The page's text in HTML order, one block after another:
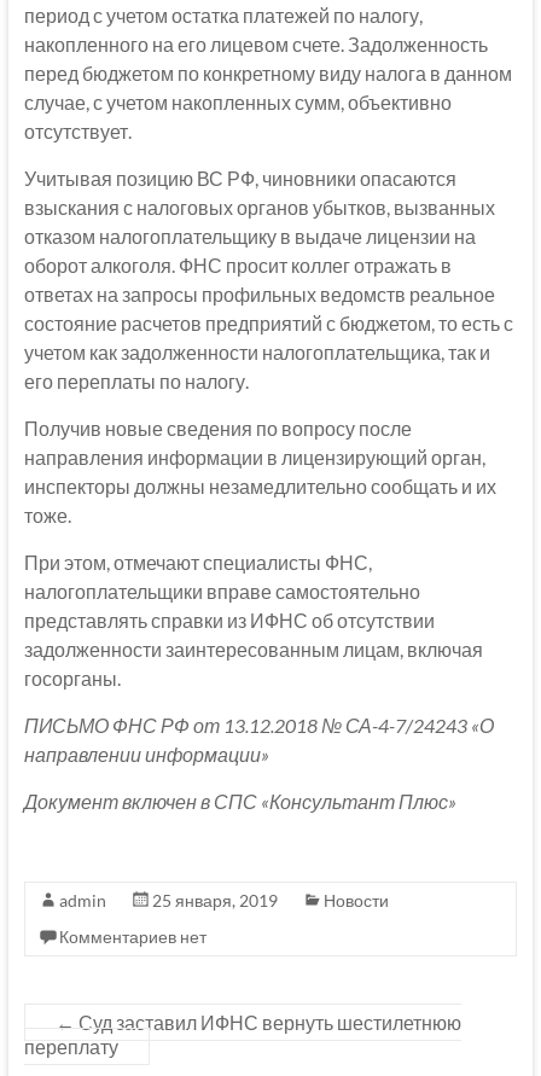
период с учетом остатка платежей по налогу,
накопленного на его лицевом счете. Задолженность
перед бюджетом по конкретному виду налога в данном
случае, с учетом накопленных сумм, объективно
отсутствует.
Учитывая позицию ВС РФ, чиновники опасаются
взыскания с налоговых органов убытков, вызванных
отказом налогоплательщику в выдаче лицензии на
оборот алкоголя. ФНС просит коллег отражать в
ответах на запросы профильных ведомств реальное
состояние расчетов предприятий с бюджетом, то есть с
учетом как задолженности налогоплательщика, так и
его переплаты по налогу.
Получив новые сведения по вопросу после
направления информации в лицензирующий орган,
инспекторы должны незамедлительно сообщать и их
тоже.
При этом, отмечают специалисты ФНС,
налогоплательщики вправе самостоятельно
представлять справки из ИФНС об отсутствии
задолженности заинтересованным лицам, включая
госорганы.
ПИСЬМО ФНС РФ от 13.12.2018 № СА-4-7/24243 «О
направлении информации»
Документ включен в СПС «Консультант Плюс»
admin 25 января, 2019
Новости
Комментариев нет
← Суд заставил ИФНС вернуть шестилетнюю
переплату